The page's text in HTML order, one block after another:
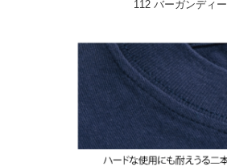
112 バーガンディー